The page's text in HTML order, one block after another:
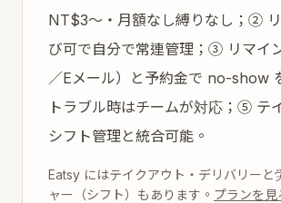
NT$3〜・月額なし縛りなし；②
び可で自分で常連管理；③ リマイ
／Eメール）と予約金で no-show
トラブル時はチームが対応；⑤ テ
シフト管理と統合可能。
Eatsy にはテイクアウト・デリバリーと
ャー（シフト）もあります。 プランを